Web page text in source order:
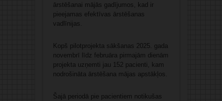
ārstēšanai mājās gadījumos, kad ir
pieejamas efektīvas ārstēšanas
vadlīnijas.
Kopš pilotprojekta sākšanas 2025. gada
novembrī līdz februāra pirmajām dienām
projekta uzņemti jau 152 pacienti, kam
nodrošināta ārstēšana mājas apstākļos.
Šajā periodā pie pacientiem notikušas